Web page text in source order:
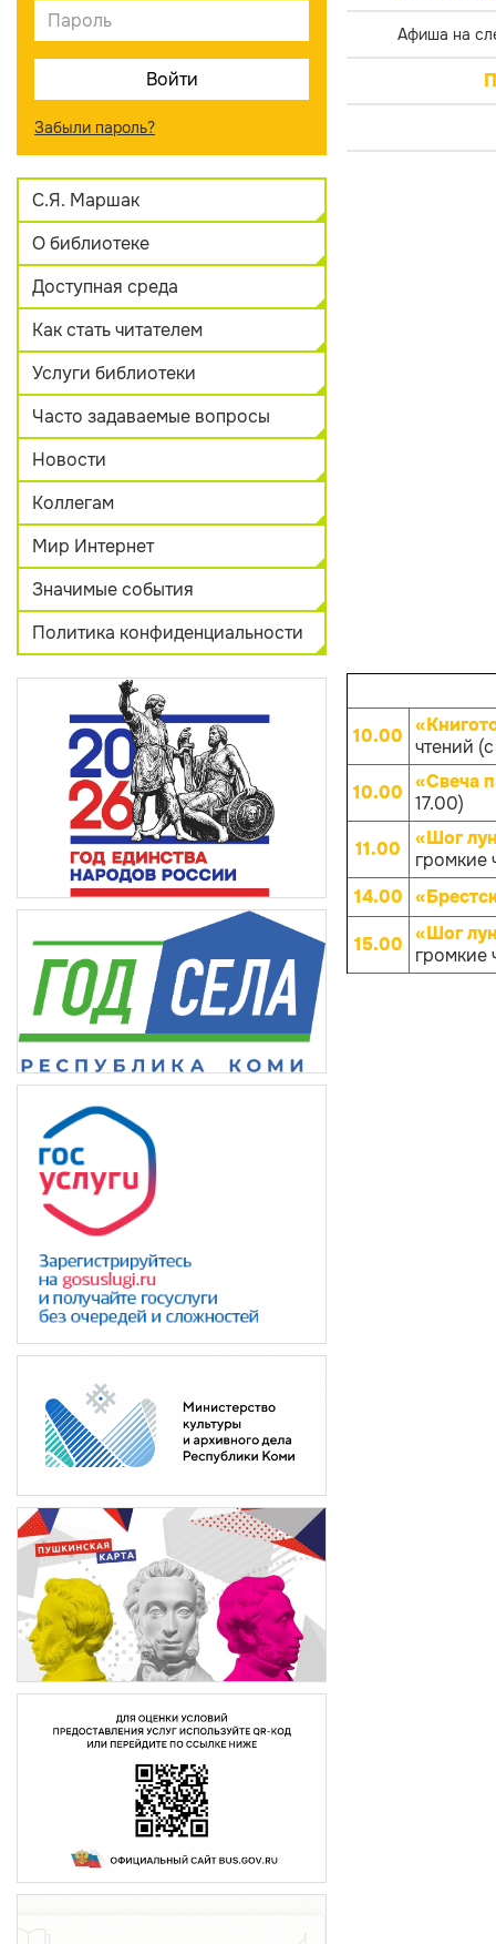
Забыли пароль?
С.Я. Маршак
О библиотеке
Доступная среда
Как стать читателем
Услуги библиотеки
Часто задаваемые вопросы
Новости
Коллегам
Мир Интернет
Значимые события
Политика конфиденциальности
Афиша на
10.00 чтений
10.00 «Свеча
17.00)
11.00
«Шог
громкие
14.00
15.00 «Шог
громкие